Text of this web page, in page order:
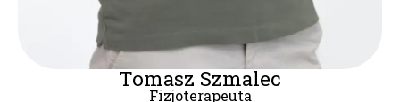
Tomasz Szmalec
Fizjoterapeuta